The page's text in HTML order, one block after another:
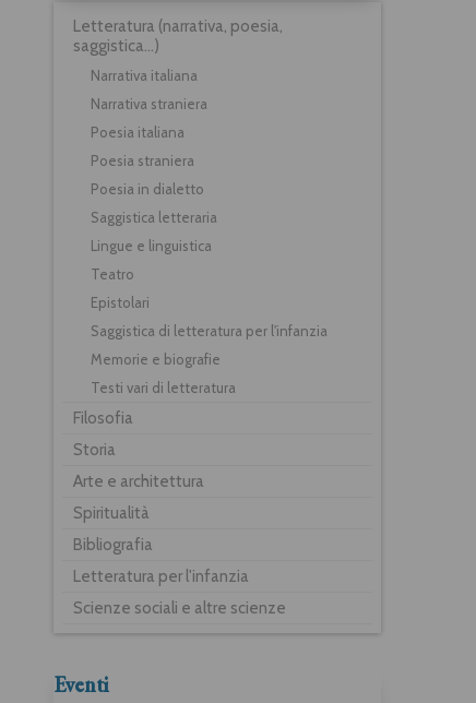
Letteratura (narrativa, poesia,
saggistica...)
Narrativa italiana
Narrativa straniera
Poesia italiana
Poesia straniera
Poesia in dialetto
Saggistica letteraria
Lingue e linguistica
Teatro
Epistolari
Saggistica di letteratura per l'infanzia
Memorie e biografie
Testi vari di letteratura
Filosofia
Storia
Arte e architettura
Spiritualità
Bibliografia
Letteratura per l'infanzia
Scienze sociali e altre scienze
Eventi